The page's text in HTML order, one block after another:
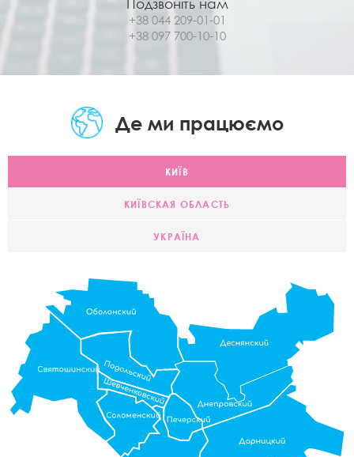
Подзвоніть нам
+38 044 209-01-01
+38 097 700-10-10
Де ми працюємо
КИЇВ
КИЇВСКАЯ ОБЛАСТЬ
УКРАЇНА